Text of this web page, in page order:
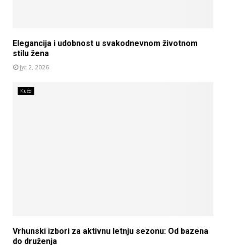
Elegancija i udobnost u svakodnevnom životnom
stilu žena
јул 2, 2026
Kuća
Vrhunski izbori za aktivnu letnju sezonu: Od bazena
do druženja